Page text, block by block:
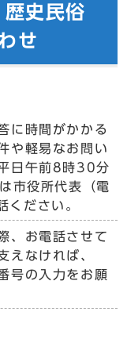
史民俗
せ
に時間がかかる
や軽易なお問い
日午前8時30分
市役所代表（電
ださい。
、お電話させて
えなければ、
号の入力をお願